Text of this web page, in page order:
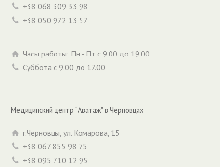
+38 068 309 33 98
+38 050 972 13 57
Часы работы: Пн - Пт с 9.00 до 19.00
Суббота с 9.00 до 17.00
Медицинский центр “Аватаж” в Черновцах
г.Черновцы, ул. Комарова, 15
+38 067 855 98 75
+38 095 710 12 95